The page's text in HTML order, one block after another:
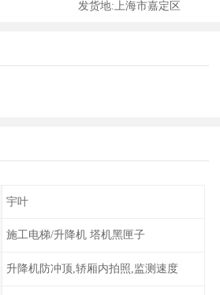
发货地:上海市嘉定区
宇叶
施工电梯/升降机 塔机黑匣子
升降机防冲顶,轿厢内拍照,监测速度